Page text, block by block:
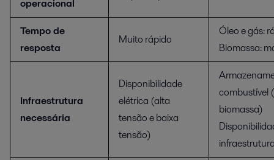
operacional
Tempo de
resposta
Muito rápido
Óleo e gás:
Biomassa:
Infraestrutura
necessária
Disponibilidade
elétrica (alta
tensão e baixa
tensão)
combustível
biomassa)